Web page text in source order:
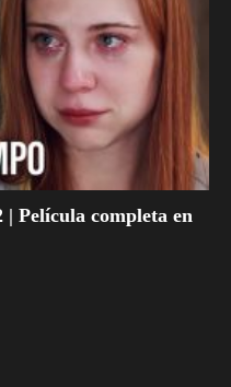
| Película completa en